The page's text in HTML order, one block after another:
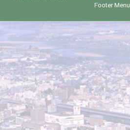
Footer Menu